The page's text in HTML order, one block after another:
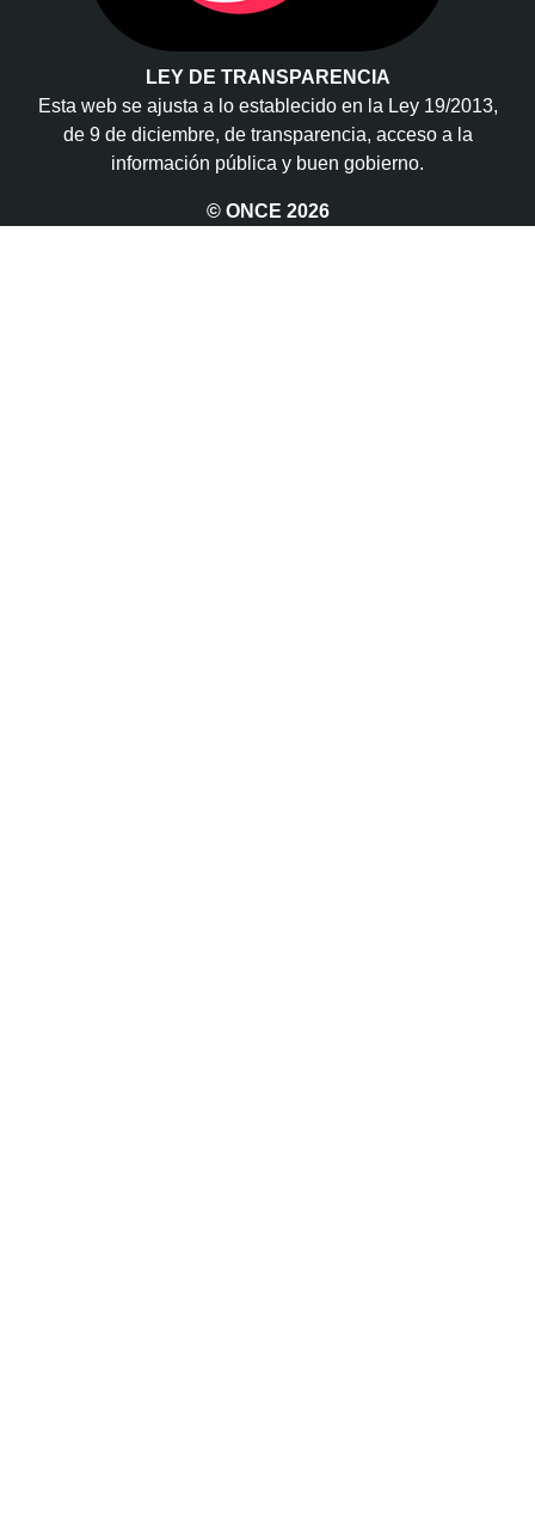
LEY DE TRANSPARENCIA
Esta web se ajusta a lo establecido en la Ley 19/2013,
de 9 de diciembre, de transparencia, acceso a la
información pública y buen gobierno.
© ONCE 2026